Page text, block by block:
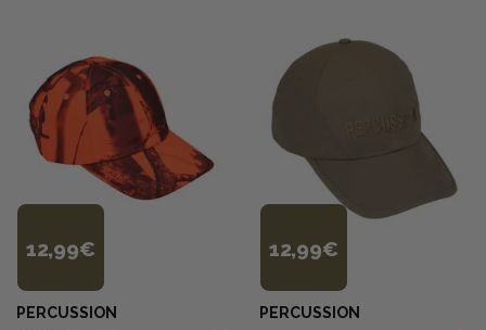
12,99€
PERCUSSION
12,99€
PERCUSSION